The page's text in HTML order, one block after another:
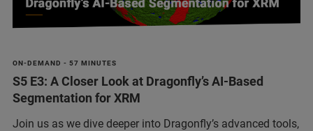
ON-DEMAND - 57 MINUTES
S5 E3: A Closer Look at Dragonfly’s AI-Based
Segmentation for XRM
Join us as we dive deeper into Dragonfly’s advanced tools,